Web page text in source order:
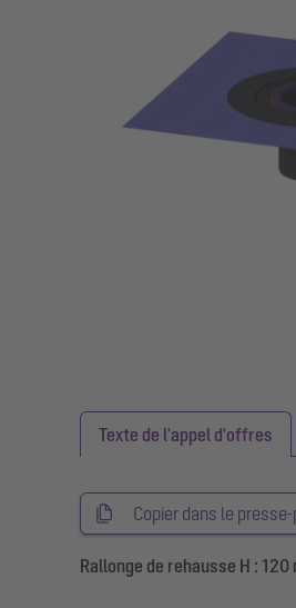
Texte de l'appel d'offres
Copier dans le
Rallonge de rehausse H : 120